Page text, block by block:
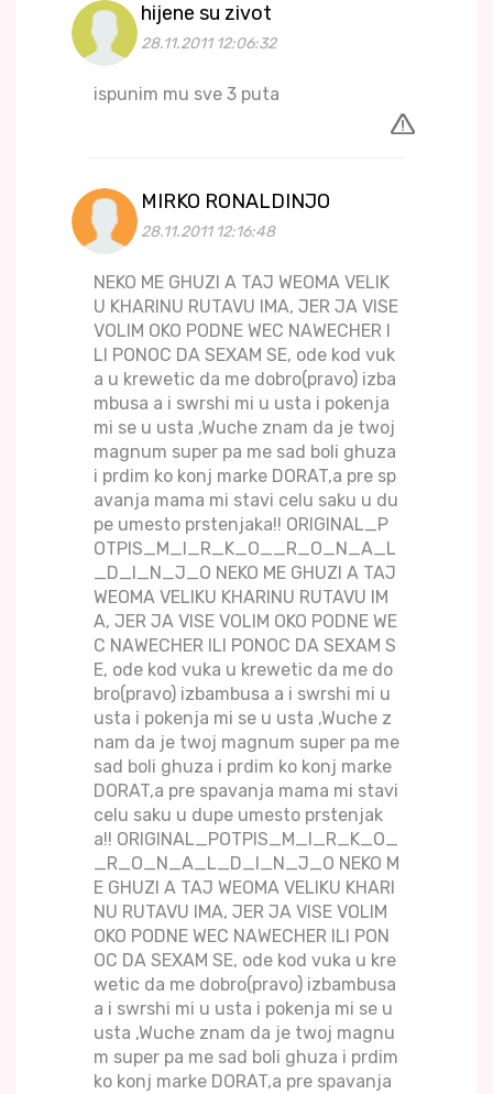
hijene su zivot
28.11.2011 12:06:32
ispunim mu sve 3 puta
MIRKO RONALDINJO
28.11.2011 12:16:48
NEKO ME GHUZI A TAJ WEOMA VELIK
U KHARINU RUTAVU IMA, JER JA VISE
VOLIM OKO PODNE WEC NAWECHER I
LI PONOC DA SEXAM SE, ode kod vuk
a u krewetic da me dobro(pravo) izba
mbusa a i swrshi mi u usta i pokenja
mi se u usta ,Wuche znam da je twoj
magnum super pa me sad boli ghuza
i prdim ko konj marke DORAT,a pre sp
avanja mama mi stavi celu saku u du
pe umesto prstenjaka!! ORIGINAL_P
OTPIS_M_I_R_K_O__R_O_N_A_L
_D_I_N_J_O NEKO ME GHUZI A TAJ
WEOMA VELIKU KHARINU RUTAVU IM
A, JER JA VISE VOLIM OKO PODNE WE
C NAWECHER ILI PONOC DA SEXAM S
E, ode kod vuka u krewetic da me do
bro(pravo) izbambusa a i swrshi mi u
usta i pokenja mi se u usta ,Wuche z
nam da je twoj magnum super pa me
sad boli ghuza i prdim ko konj marke
DORAT,a pre spavanja mama mi stavi
celu saku u dupe umesto prstenjak
a!! ORIGINAL_POTPIS_M_I_R_K_O_
_R_O_N_A_L_D_I_N_J_O NEKO M
E GHUZI A TAJ WEOMA VELIKU KHARI
NU RUTAVU IMA, JER JA VISE VOLIM
OKO PODNE WEC NAWECHER ILI PON
OC DA SEXAM SE, ode kod vuka u kre
wetic da me dobro(pravo) izbambusa
a i swrshi mi u usta i pokenja mi se u
usta ,Wuche znam da je twoj magnu
m super pa me sad boli ghuza i prdim
ko konj marke DORAT,a pre spavanja